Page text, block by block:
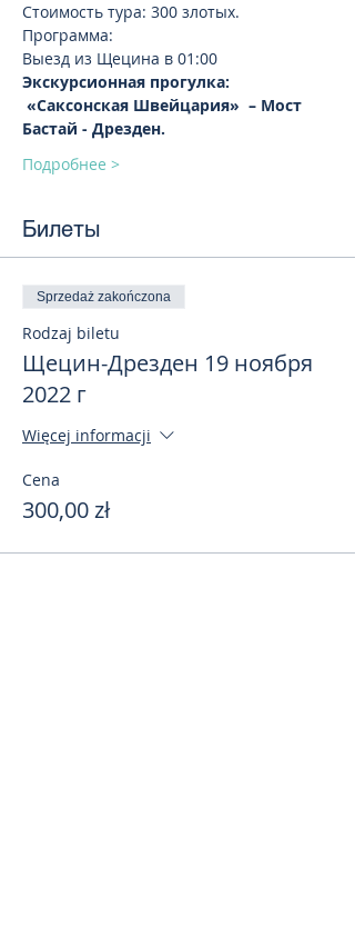
Стоимость тура: 300 злотых.
Программа:
Выезд из Щецина в 01:00
Экскурсионная прогулка:
«Саксонская Швейцария»  – Мост
Бастай - Дрезден.
Подробнее >
Билеты
Sprzedaż zakończona
Rodzaj biletu
Щецин-Дрезден 19 ноября
2022 г
Więcej informacji
Cena
300,00 zł